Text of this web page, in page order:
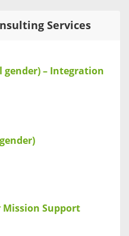
Services
gender) – Integration
Mission Support